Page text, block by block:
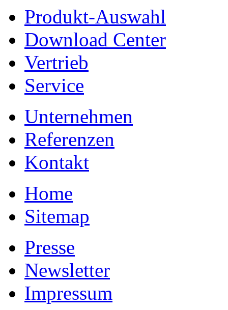
Produkt-Auswahl
Download Center
Vertrieb
Service
Unternehmen
Referenzen
Kontakt
Home
Sitemap
Presse
Newsletter
Impressum